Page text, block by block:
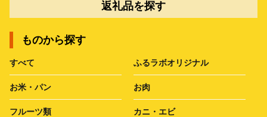
返礼品を探す
ものから探す
すべて ふるラボオリジナル
お米・パン お肉
フルーツ類 カニ・エビ